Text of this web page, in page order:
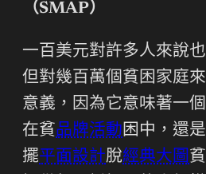
（SMAP）
一百美元對許多人來說
但對幾百萬個貧困家庭
意義，因為它意味著一
在貧品牌活動困中，還
擺平面設計脫經典大圖